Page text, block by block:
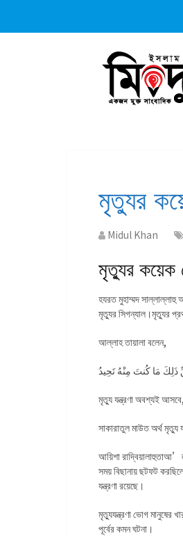
মৃত্যুর
Midul Khan
মৃত্যুর কয়েক
হযরত মুহাম্মদ সাল্লাল্লাহু
মৃত্যুর সিগন্যাল।মৃত্যুর
আল্লাহ তায়ালা বলেন,
مَا كُنتَ مِنْهُ تَحِيدُ
মৃত্যু যন্ত্রণা অবশ্যই
সাকারাতুল মাউত অর্থ মৃত্যু
আয়িশা
সময় বিছানায় ছটফট
যন্ত্রণা রয়েছে।
মৃত্যুযন্ত্রণা ভোগ
পূর্বের কমন ঘটনা।